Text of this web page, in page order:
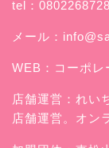
tel：
メール：
WEB： コーポレ
店舗運営： れい
店舗運営。オン